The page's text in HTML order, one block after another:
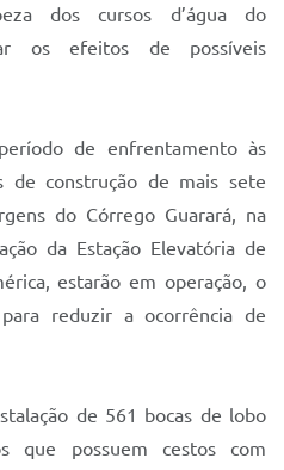
dos cursos d’água do
os efeitos de possíveis
de enfrentamento às
de construção de mais sete
do Córrego Guarará, na
da Estação Elevatória de
estarão em operação, o
reduzir a ocorrência de
de 561 bocas de lobo
que possuem cestos com